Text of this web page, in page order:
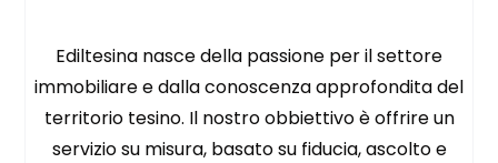
Ediltesina nasce della passione per il settore
immobiliare e dalla conoscenza approfondita del
territorio tesino. Il nostro obbiettivo è offrire un
servizio su misura, basato su fiducia, ascolto e